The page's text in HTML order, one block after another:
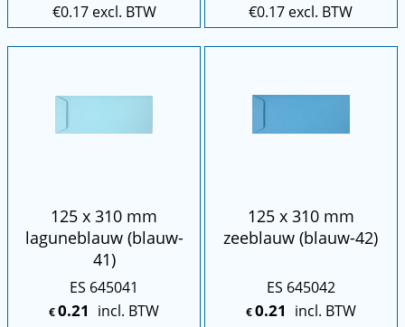
€0.17 excl. BTW
€0.17 excl. BTW
125 x 310 mm
laguneblauw (blauw-
41)
ES 645041
€0.21 incl. BTW
125 x 310 mm
zeeblauw (blauw-42)
ES 645042
€0.21 incl. BTW